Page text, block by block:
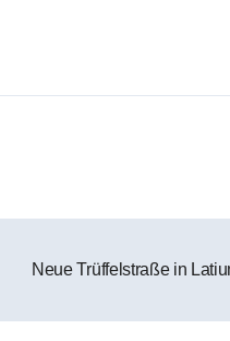
Neue Trüffelstraße in